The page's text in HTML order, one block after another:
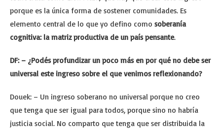
porque es la única forma de sostener comunidades. Es
elemento central de lo que yo defino como soberanía
cognitiva: la matriz productiva de un país pensante.
DF: – ¿Podés profundizar un poco más en por qué no debe ser
universal este ingreso sobre el que venimos reflexionando?
Douek: – Un ingreso soberano no universal porque no creo
que tenga que ser igual para todos, porque sino no habría
justicia social. No comparto que tenga que ser distribuida la